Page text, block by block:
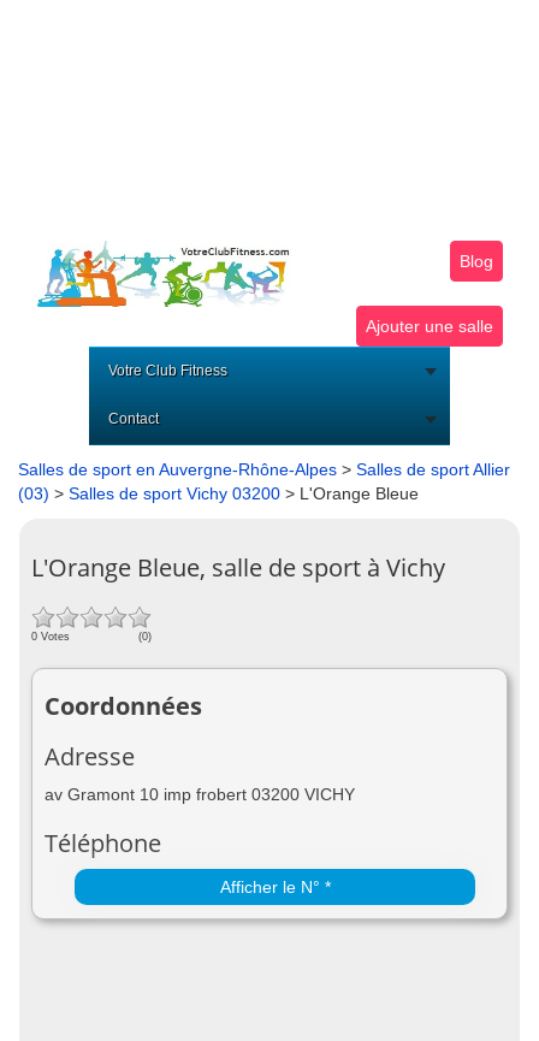
Blog
Ajouter une salle
Votre Club Fitness
Contact
Salles de sport en Auvergne-Rhône-Alpes > Salles de sport Allier
(03) > Salles de sport Vichy 03200 > L'Orange Bleue
L'Orange Bleue, salle de sport à Vichy
0 Votes (0)
Coordonnées
Adresse
av Gramont 10 imp frobert 03200 VICHY
Téléphone
Afficher le N° *